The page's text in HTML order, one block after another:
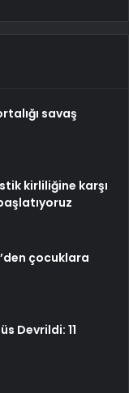
savaş
kirliliğine karşı
çocuklara
Devrildi: 11